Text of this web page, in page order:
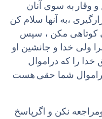
وقار به سوی آنان
،به آنها سلام کن
کوتاهی مکن ، سپس
ولی خدا و جانشین او
را که دراموال
شما حقی هست
نکن و اگرپاسخ